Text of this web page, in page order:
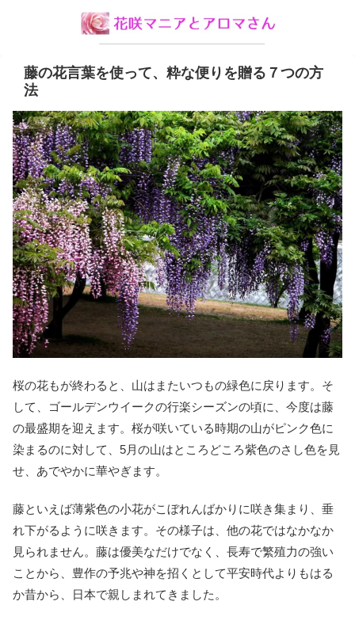
藤の花言葉を使って、粋な便りを贈る７つの方
法
桜の花もが終わると、山はまたいつもの緑色に戻ります。そ
して、ゴールデンウイークの行楽シーズンの頃に、今度は藤
の最盛期を迎えます。桜が咲いている時期の山がピンク色に
染まるのに対して、5月の山はところどころ紫色のさし色を見
せ、あでやかに華やぎます。
藤といえば薄紫色の小花がこぼれんばかりに咲き集まり、垂
れ下がるように咲きます。その様子は、他の花ではなかなか
見られません。藤は優美なだけでなく、長寿で繁殖力の強い
ことから、豊作の予兆や神を招くとして平安時代よりもはる
か昔から、日本で親しまれてきました。